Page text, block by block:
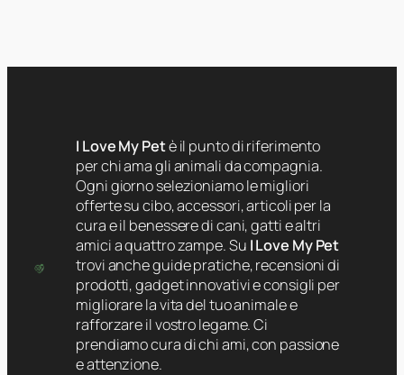
I Love My Petè il punto di riferimento
per chi ama gli animali da compagnia.
Ogni giorno selezioniamo le migliori
offerte su cibo, accessori, articoli per la
cura e il benessere di cani, gatti e altri
amici a quattro zampe. Su I Love My Pet
trovi anche guide pratiche, recensioni di
prodotti, gadget innovativi e consigli per
migliorare la vita del tuo animale e
rafforzare il vostro legame. Ci
prendiamo cura di chi ami, con passione
e attenzione.